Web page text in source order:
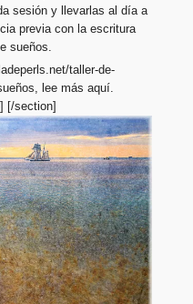
sesión y llevarlas al día a
previa con la escritura
sueños.
taller-de-
lee más aquí.
[/section]